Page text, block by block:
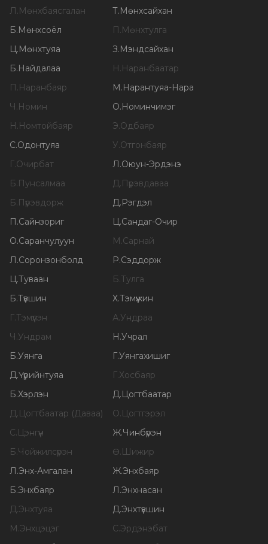
Л.Мөнхбаясгалан Т.Мөнхсайхан
Б.Мөнхсоёл П.Мөнхтулга
Ц.Мөнхтуяа З.Мэндсайхан
Б.Найдалаа Н.Наранбаатар
П.Наранбаяр М.Нарантуяа-Нара
Ч.Номин О.Номинчимэг
Н.Номтойбаяр Э.Одбаяр
С.Одонтуяа У.Отгонбаяр
Г.Очирбат Л.Оюун-Эрдэнэ
Б.Пунсалмаа Д.Пүрэвдаваа
Б.Пүрэвдорж Д.Рэгдэл
П.Сайнзориг Ц.Сандаг-Очир
О.Саранчулуун М.Сарнай
Л.Соронзонболд Р.Сэддорж
Ц.Туваан Б.Тулга
Б.Түвшин Х.Тэмүүжин
Г.Тэмүүлэн А.Ундраа
Ч.Ундрам Н.Учрал
Б.Уянга Г.Уянгахишиг
Д.Үүрийнтуяа Г.Хосбаяр
Б.Хэрлэн Д.Цогтбаатар
Д.Цогтбаатар (Даваа) О.Цогтгэрэл
С.Цэнгүүн Ж.Чинбүрэн
Б.Чойжилсүрэн Ө.Шижир
Л.Энх-Амгалан Ж.Энхбаяр
Б.Энхбаяр Л.Энхнасан
Д.Энхтуяа Д.Энхтүвшин
М.Энхцэцэг С.Эрдэнэбат